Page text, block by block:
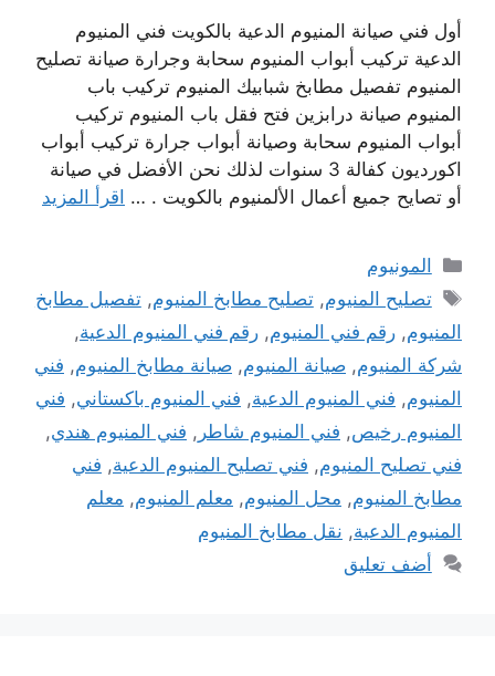
أول فني صيانة المنيوم الدعية بالكويت فني المنيوم
الدعية تركيب أبواب المنيوم سحابة وجرارة صيانة تصليح
المنيوم تفصيل مطابخ شبابيك المنيوم تركيب باب
المنيوم صيانة درابزين فتح فقل باب المنيوم تركيب
أبواب المنيوم سحابة وصيانة أبواب جرارة تركيب أبواب
اكورديون كفالة 3 سنوات لذلك نحن الأفضل في صيانة
أو تصايح جميع أعمال الألمنيوم بالكويت . … اقرأ المزيد
التصنيفات
المونيوم
الوسوم
تصليح المنيوم,تصليح مطابخ المنيوم,تفصيل مطابخ
المنيوم, رقم فني المنيوم, رقم فني المنيوم الدعية,
شركة المنيوم, صيانة المنيوم, صيانة مطابخ المنيوم, فني
المنيوم, فني المنيوم الدعية, فني المنيوم باكستاني, فني
المنيوم رخيص, فني المنيوم شاطر , فني المنيوم هندي,
فني تصليح المنيوم, فني تصليح المنيوم الدعية, فني
مطابخ المنيوم, محل المنيوم, معلم المنيوم, معلم
المنيوم الدعية, نقل مطابخ المنيوم
أضف تعليق